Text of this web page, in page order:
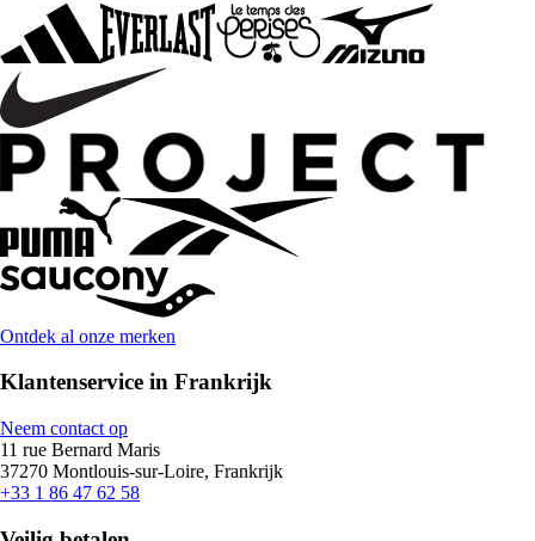
Ontdek al onze merken
Klantenservice in Frankrijk
Neem contact op
11 rue Bernard Maris
37270 Montlouis-sur-Loire, Frankrijk
+33 1 86 47 62 58